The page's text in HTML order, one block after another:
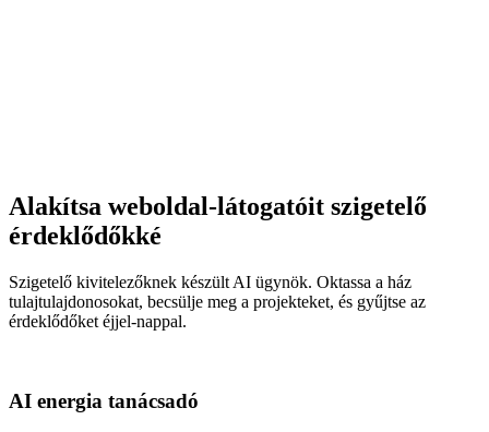
Alakítsa weboldal-látogatóit szigetelő
érdeklődőkké
Szigetelő kivitelezőknek készült AI ügynök. Oktassa a ház
tulajtulajdonosokat, becsülje meg a projekteket, és gyűjtse az
érdeklődőket éjjel-nappal.
AI energia tanácsadó